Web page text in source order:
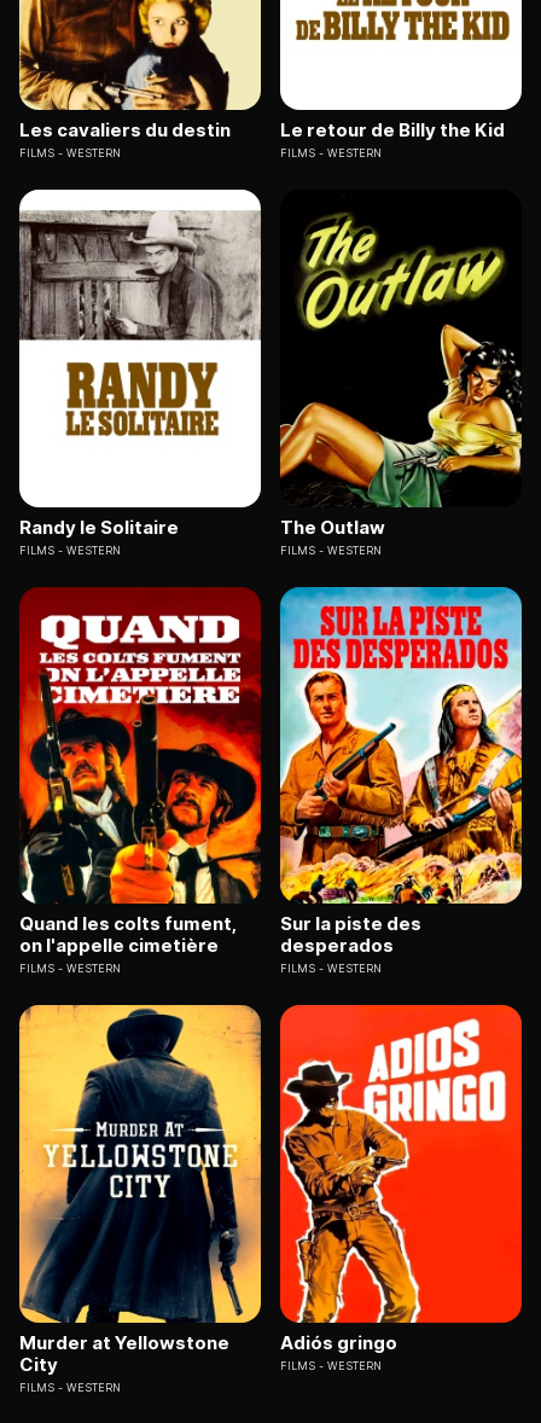
Les cavaliers du destin
FILMS WESTERN
Le retour de Billy the Kid
FILMS WESTERN
Randy le Solitaire
FILMS WESTERN
The Outlaw
FILMS WESTERN
Quand les colts fument,
on l'appelle cimetière
FILMS WESTERN
Sur la piste des
desperados
FILMS WESTERN
Murder at Yellowstone
City
FILMS WESTERN
Adiós gringo
FILMS WESTERN